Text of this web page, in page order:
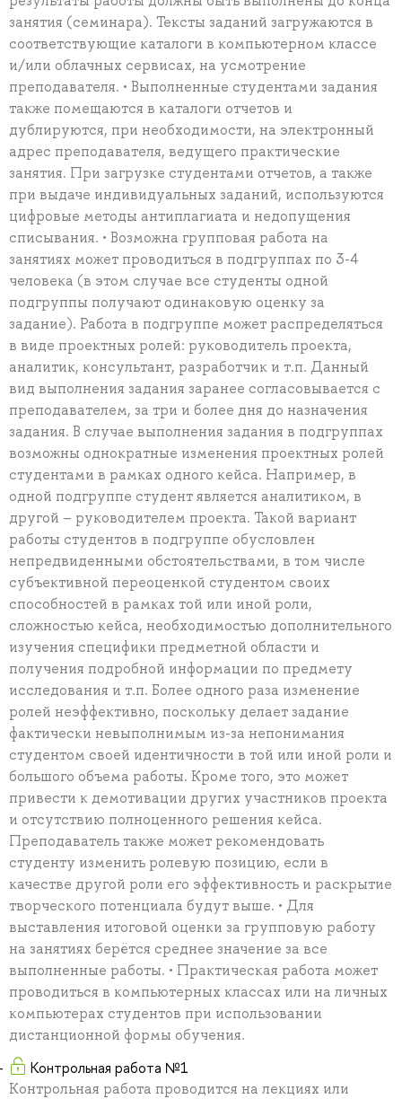
занятия (семинара). Тексты заданий загружаются в
соответствующие каталоги в компьютерном классе
и/или облачных сервисах, на усмотрение
преподавателя. • Выполненные студентами задания
также помещаются в каталоги отчетов и
дублируются, при необходимости, на электронный
адрес преподавателя, ведущего практические
занятия. При загрузке студентами отчетов, а также
при выдаче индивидуальных заданий, используются
цифровые методы антиплагиата и недопущения
списывания. • Возможна групповая работа на
занятиях может проводиться в подгруппах по 3-4
человека (в этом случае все студенты одной
подгруппы получают одинаковую оценку за
задание). Работа в подгруппе может распределяться
в виде проектных ролей: руководитель проекта,
аналитик, консультант, разработчик и т.п. Данный
вид выполнения задания заранее согласовывается с
преподавателем, за три и более дня до назначения
задания. В случае выполнения задания в подгруппах
возможны однократные изменения проектных ролей
студентами в рамках одного кейса. Например, в
одной подгруппе студент является аналитиком, в
другой – руководителем проекта. Такой вариант
работы студентов в подгруппе обусловлен
непредвиденными обстоятельствами, в том числе
субъективной переоценкой студентом своих
способностей в рамках той или иной роли,
сложностью кейса, необходимостью дополнительного
изучения специфики предметной области и
получения подробной информации по предмету
исследования и т.п. Более одного раза изменение
ролей неэффективно, поскольку делает задание
фактически невыполнимым из-за непонимания
студентом своей идентичности в той или иной роли и
большого объема работы. Кроме того, это может
привести к демотивации других участников проекта
и отсутствию полноценного решения кейса.
Преподаватель также может рекомендовать
студенту изменить ролевую позицию, если в
качестве другой роли его эффективность и раскрытие
творческого потенциала будут выше. • Для
выставления итоговой оценки за групповую работу
на занятиях берётся среднее значение за все
выполненные работы. • Практическая работа может
проводиться в компьютерных классах или на личных
компьютерах студентов при использовании
дистанционной формы обучения.
Контрольная работа №1
Контрольная работа проводится на лекциях или